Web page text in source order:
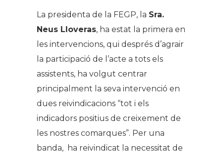
La presidenta de la FEGP, la Sra.
Neus Lloveras, ha estat la primera en
les intervencions, qui després d’agrair
la participació de l’acte a tots els
assistents, ha volgut centrar
principalment la seva intervenció en
dues reivindicacions “tot i els
indicadors positius de creixement de
les nostres comarques”. Per una
banda, ha reivindicat la necessitat de